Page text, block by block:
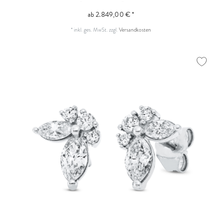
ab 2.849,00 € *
* inkl. ges. MwSt.zzgl.Versandkosten